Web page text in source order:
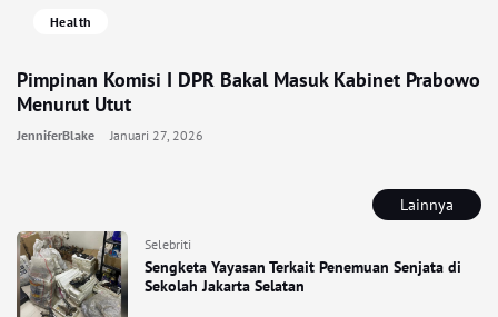
Lainnya
Selebriti
Sengketa Yayasan Terkait Penemuan Senjata di
Sekolah Jakarta Selatan
Health
Pimpinan Komisi I DPR Bakal Masuk Kabinet Prabowo
Menurut Utut
JenniferBlake Januari 27, 2026